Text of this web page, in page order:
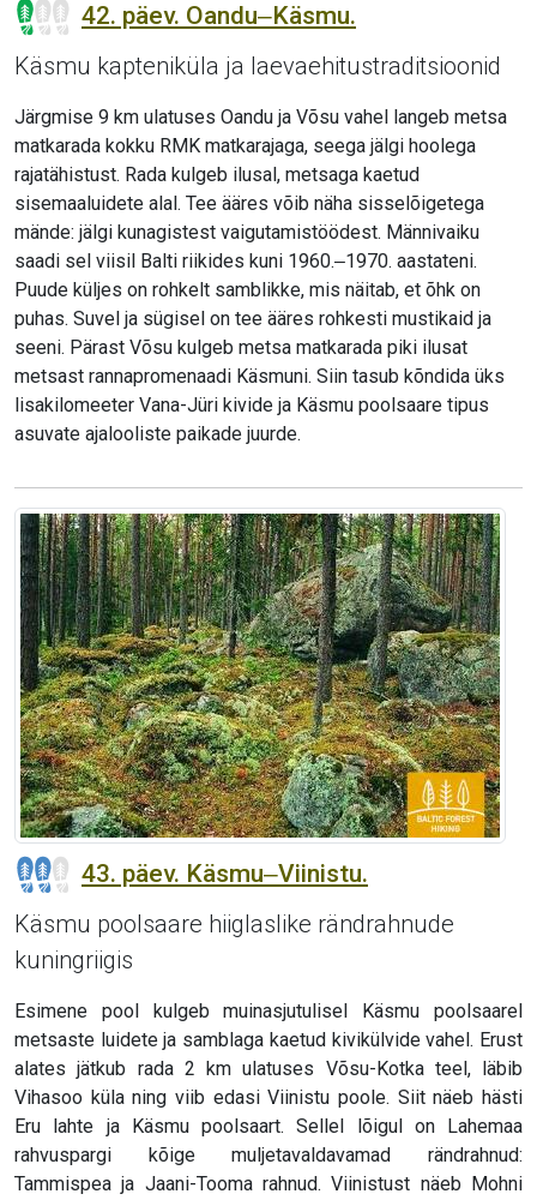
42. päev. Oandu‒Käsmu.
Käsmu kapteniküla ja laevaehitustraditsioonid
Järgmise 9 km ulatuses Oandu ja Võsu vahel langeb metsa
matkarada kokku RMK matkarajaga, seega jälgi hoolega
rajatähistust. Rada kulgeb ilusal, metsaga kaetud
sisemaaluidete alal. Tee ääres võib näha sisselõigetega
mände: jälgi kunagistest vaigutamistöödest. Männivaiku
saadi sel viisil Balti riikides kuni 1960.‒1970. aastateni.
Puude küljes on rohkelt samblikke, mis näitab, et õhk on
puhas. Suvel ja sügisel on tee ääres rohkesti mustikaid ja
seeni. Pärast Võsu kulgeb metsa matkarada piki ilusat
metsast rannapromenaadi Käsmuni. Siin tasub kõndida üks
lisakilomeeter Vana-Jüri kivide ja Käsmu poolsaare tipus
asuvate ajalooliste paikade juurde.
43. päev. Käsmu‒Viinistu.
Käsmu poolsaare hiiglaslike rändrahnude
kuningriigis
Esimene pool kulgeb muinasjutulisel Käsmu poolsaarel
metsaste luidete ja samblaga kaetud kivikülvide vahel. Erust
alates jätkub rada 2 km ulatuses Võsu-Kotka teel, läbib
Vihasoo küla ning viib edasi Viinistu poole. Siit näeb hästi
Eru lahte ja Käsmu poolsaart. Sellel lõigul on Lahemaa
rahvuspargi kõige muljetavaldavamad rändrahnud:
Tammispea ja Jaani-Tooma rahnud. Viinistust näeb Mohni